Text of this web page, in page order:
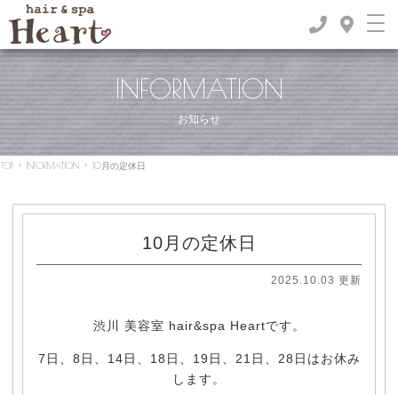
INFORMATION
お知らせ
TOP > INFORMATION > 10月の定休日
10月の定休日
2025.10.03 更新
渋川 美容室 hair&spa Heartです。
7日、8日、14日、18日、19日、21日、28日はお休み
します。